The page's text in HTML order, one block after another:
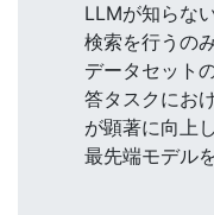
LLMが知らな
検索を行うの
データセット
答タスクにお
が顕著に向上
最先端モデル